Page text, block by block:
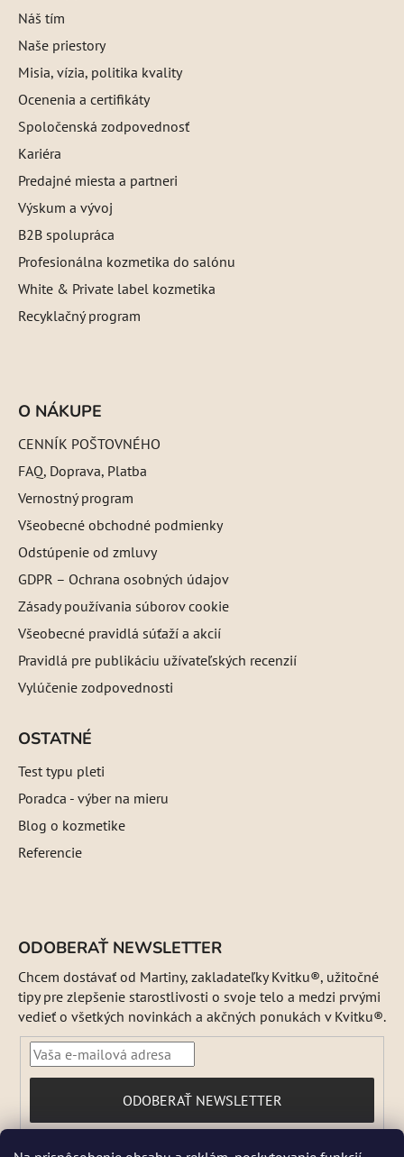
Náš tím
Naše priestory
Misia, vízia, politika kvality
Ocenenia a certifikáty
Spoločenská zodpovednosť
Kariéra
Predajné miesta a partneri
Výskum a vývoj
B2B spolupráca
Profesionálna kozmetika do salónu
White & Private label kozmetika
Recyklačný program
O NÁKUPE
CENNÍK POŠTOVNÉHO
FAQ, Doprava, Platba
Vernostný program
Všeobecné obchodné podmienky
Odstúpenie od zmluvy
GDPR – Ochrana osobných údajov
Zásady používania súborov cookie
Všeobecné pravidlá súťaží a akcií
Pravidlá pre publikáciu užívateľských recenzií
Vylúčenie zodpovednosti
OSTATNÉ
Test typu pleti
Poradca - výber na mieru
Blog o kozmetike
Referencie
ODOBERAŤ NEWSLETTER
Chcem dostávať od Martiny, zakladateľky Kvitku®, užitočné
tipy pre zlepšenie starostlivosti o svoje telo a medzi prvými
vedieť o všetkých novinkách a akčných ponukách v Kvitku®.
PRIHLÁSIŤ
SA
ODOBERAŤ NEWSLETTER